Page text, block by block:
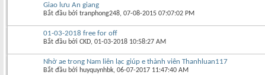
Giao lưu An giang
Bắt đầu bởi tranphong248‎, 07-08-2015 07:07:02 PM
01-03-2018 free for off
Bắt đầu bởi CKD‎, 01-03-2018 10:58:27 AM
Nhờ ae trong Nam liên lạc giúp e thành viên Thanhluan117
Bắt đầu bởi huyquynhbk‎, 06-07-2017 11:47:40 AM